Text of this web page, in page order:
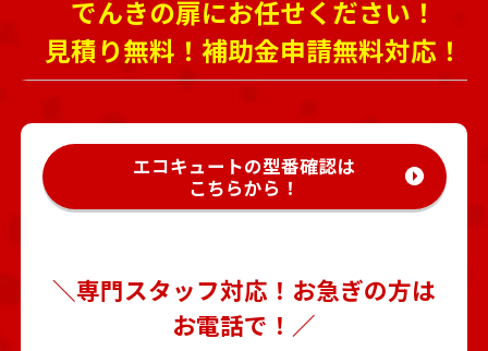
でんきの扉にお任せください！
見積り無料！補助金申請無料対応！
エコキュートの型番確認は
こちらから！
＼専門スタッフ対応！お急ぎの方は
お電話で！／